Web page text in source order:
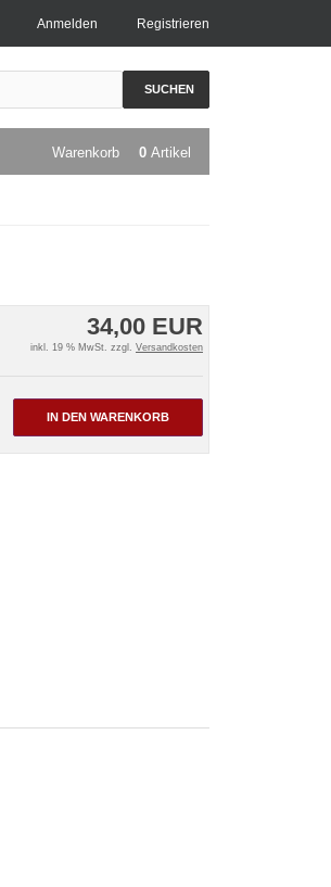
Registrieren
Anmelden
SUCHEN
Warenkorb 0 Artikel
34,00 EUR
inkl. 19 % MwSt. zzgl. Versandkosten
IN DEN WARENKORB